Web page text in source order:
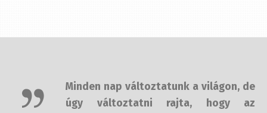
jelentsen is valamit, az több időbe
telik, mint amivel a legtöbb ember